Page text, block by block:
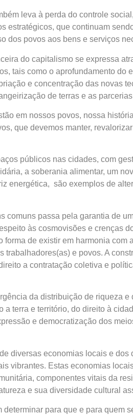
leva à perda do controle
estratégicos, que continuam
dos povos aos bens e serviços
do capitalismo se expressa
tais como o aprofundamento
e concentração das novas
de terras e as
em nossos povos, nossa
que devemos manter,
públicos nas cidades, com
a soberania alimentar, um
energética, são exemplos de
comuns passa pela garantia de
às cosmovisões e crenças
forma de existir em harmonia
trabalhadores(as) e povos. A
a contratação coletiva e
da distribuição de riqueza
a terra e território, do direito à
e democratização dos
diversas economias locais e
vibrantes. Estas economias
componentes vitais da
e sua diversidade cultural
determinar para que e para quem